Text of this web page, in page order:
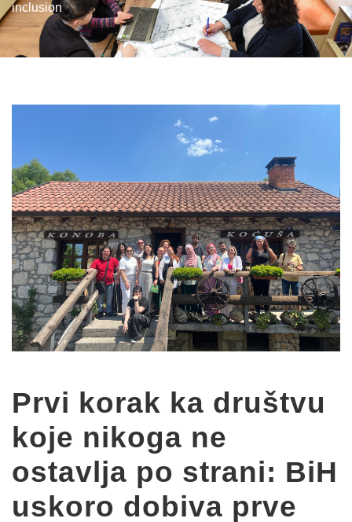
inclusion
Prvi korak ka društvu
koje nikoga ne
ostavlja po strani: BiH
uskoro dobiva prve